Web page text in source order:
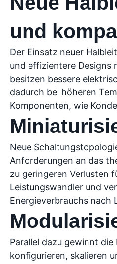
und
Der Einsatz neuer
und effizientere Designs
besitzen bessere
dadurch bei höheren
Komponenten, wie
Neue
Anforderungen an das
zu geringeren Verlusten
Leistungswandler und
Energieverbrauchs nach
Parallel dazu gewinnt
konfigurieren, skalieren